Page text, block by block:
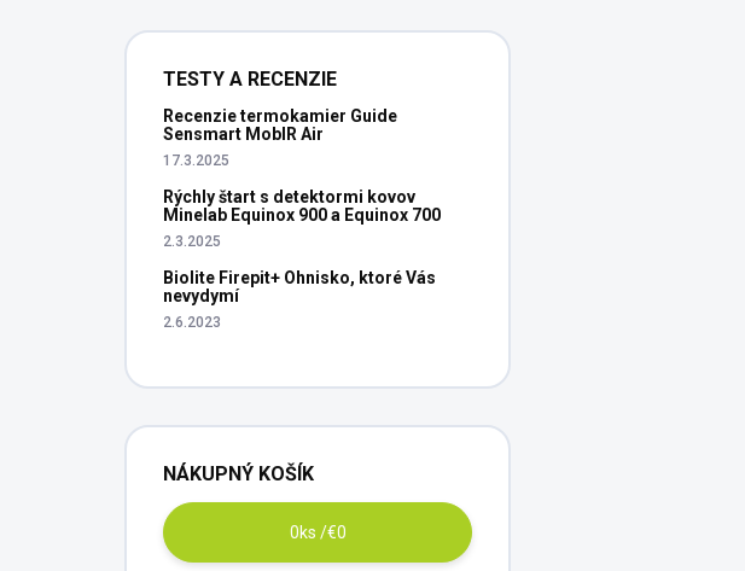
TESTY A RECENZIE
Recenzie termokamier Guide
Sensmart MobIR Air
17.3.2025
Rýchly štart s detektormi kovov
Minelab Equinox 900 a Equinox 700
2.3.2025
Biolite Firepit+ Ohnisko, ktoré Vás
nevydymí
2.6.2023
NÁKUPNÝ KOŠÍK
0ks /€0